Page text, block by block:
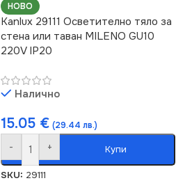
НОВО
Kanlux 29111 Осветително тяло за
стена или таван MILENO GU10
220V IP20
Налично
15.05 € (29.44 лв.)
- + Купи
SKU: 29111